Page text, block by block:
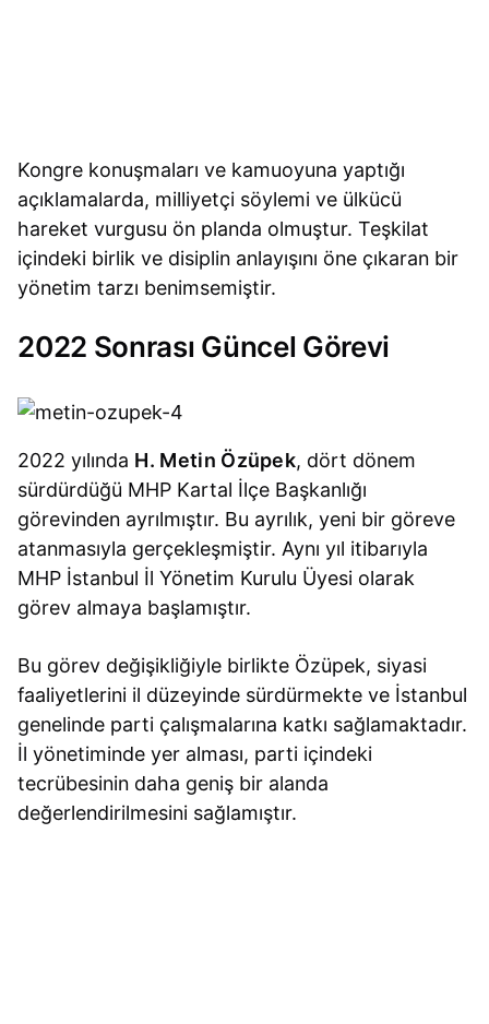
Kongre konuşmaları ve kamuoyuna yaptığı
açıklamalarda, milliyetçi söylemi ve ülkücü
hareket vurgusu ön planda olmuştur. Teşkilat
içindeki birlik ve disiplin anlayışını öne çıkaran bir
yönetim tarzı benimsemiştir.
2022 Sonrası Güncel Görevi
2022 yılında H. Metin Özüpek, dört dönem
sürdürdüğü MHP Kartal İlçe Başkanlığı
görevinden ayrılmıştır. Bu ayrılık, yeni bir göreve
atanmasıyla gerçekleşmiştir. Aynı yıl itibarıyla
MHP İstanbul İl Yönetim Kurulu Üyesi olarak
görev almaya başlamıştır.
Bu görev değişikliğiyle birlikte Özüpek, siyasi
faaliyetlerini il düzeyinde sürdürmekte ve İstanbul
genelinde parti çalışmalarına katkı sağlamaktadır.
İl yönetiminde yer alması, parti içindeki
tecrübesinin daha geniş bir alanda
değerlendirilmesini sağlamıştır.